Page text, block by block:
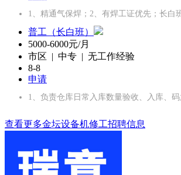
1、精通气保焊；2、有焊工证优先；长
普工（长白班）
5000-6000元/月
市区 | 中专 | 无工作经验
8-8
申请
1、负责仓库日常入库数量验收、入库、
查看更多金坛设备机修工招聘信息